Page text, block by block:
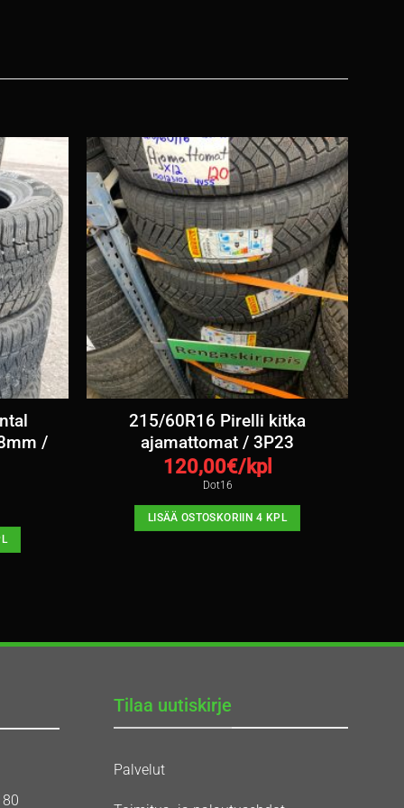
/
215/60R16 Pirelli kitka
ajamattomat / 3P23
120,00€/kpl
Dot16
LISÄÄ OSTOSKORIIN 4 KPL
Tilaa uutiskirje
Palvelut